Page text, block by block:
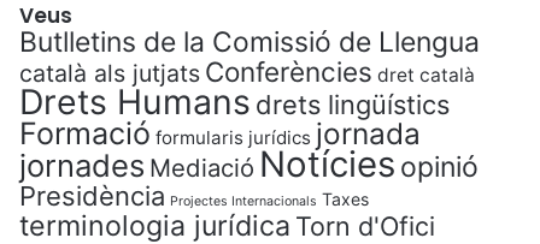
Veus
Butlletins de la Comissió de Llengua
català als jutjats Conferències dret català
Drets Humans drets lingüístics
Formació formularis jurídics jornada
jornades Mediació Notícies opinió
Presidència Projectes Internacionals Taxes
terminologia jurídica Torn d'Ofici